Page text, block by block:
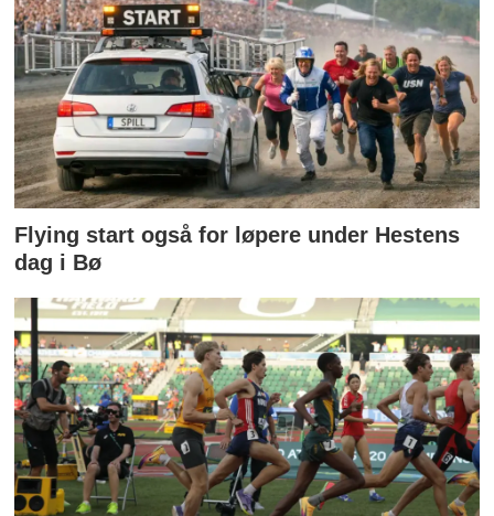
Flying start også for løpere under Hestens
dag i Bø